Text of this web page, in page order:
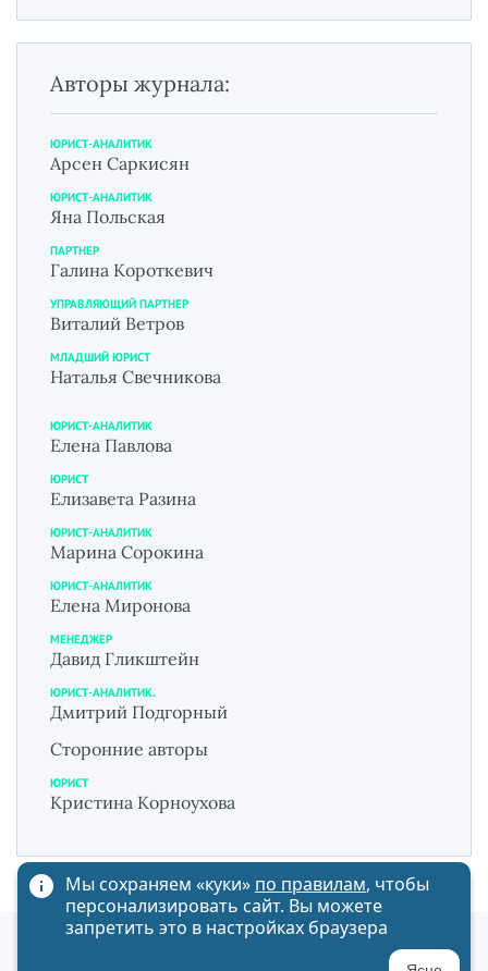
Авторы журнала:
ЮРИСТ-АНАЛИТИК
Арсен Саркисян
ЮРИСТ-АНАЛИТИК
Яна Польская
ПАРТНЕР
Галина Короткевич
УПРАВЛЯЮЩИЙ ПАРТНЕР
Виталий Ветров
МЛАДШИЙ ЮРИСТ
Наталья Свечникова
ЮРИСТ-АНАЛИТИК
Елена Павлова
ЮРИСТ
Елизавета Разина
ЮРИСТ-АНАЛИТИК
Марина Сорокина
ЮРИСТ-АНАЛИТИК
Елена Миронова
МЕНЕДЖЕР
Давид Гликштейн
ЮРИСТ-АНАЛИТИК.
Дмитрий Подгорный
Сторонние авторы
ЮРИСТ
Кристина Корноухова
Политика обработки персональных данных
Мы сохраняем «куки» по правилам, чтобы
персонализировать сайт. Вы можете
запретить это в настройках браузера